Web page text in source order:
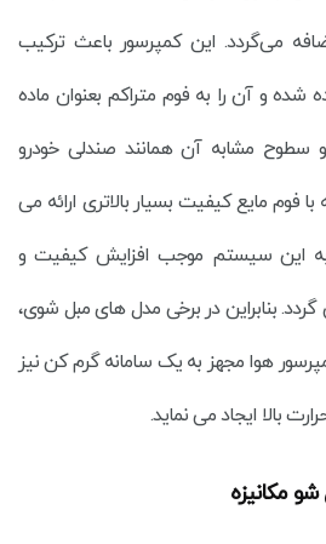
می‌گردد. این کمپرسور باعث ترکیب
شده و آن را به فوم متراکم بعنوان ماده
مشابه آن همانند صندلی خودرو
فوم مایع کیفیت بسیار بالاتری ارائه می
به این سیستم موجب افزایش کیفیت و
بنابراین در برخی مدل های مبل شوی،
هوا مجهز به یک سامانه گرم کن نیز
بالا ایجاد می نماید.
مکانیزه